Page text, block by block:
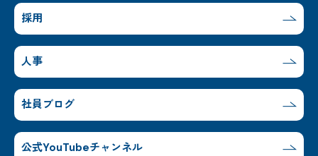
採用
人事
社員ブログ
公式YouTubeチャンネル